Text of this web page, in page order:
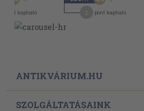
pont kapható pont kapható
ANTIKVÁRIUM.HU
SZOLGÁLTATÁSAINK